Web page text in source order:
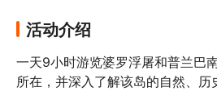
活动介绍
一天9小时游览婆罗浮屠和普兰巴
所在，并深入了解该岛的自然、